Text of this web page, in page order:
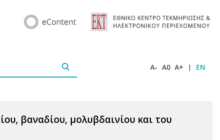
A- A0 A+ | EN
βαναδίου, μολυβδαινίου και του